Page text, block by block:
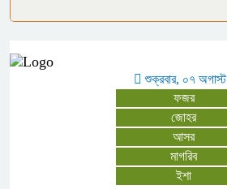
“জুলাই সনদের
করবে সরকার”
আজাদ
শুক্রবার, ০৭ অগাস্ট
ফজর
জোহর
আসর
মাগরিব
ইশা